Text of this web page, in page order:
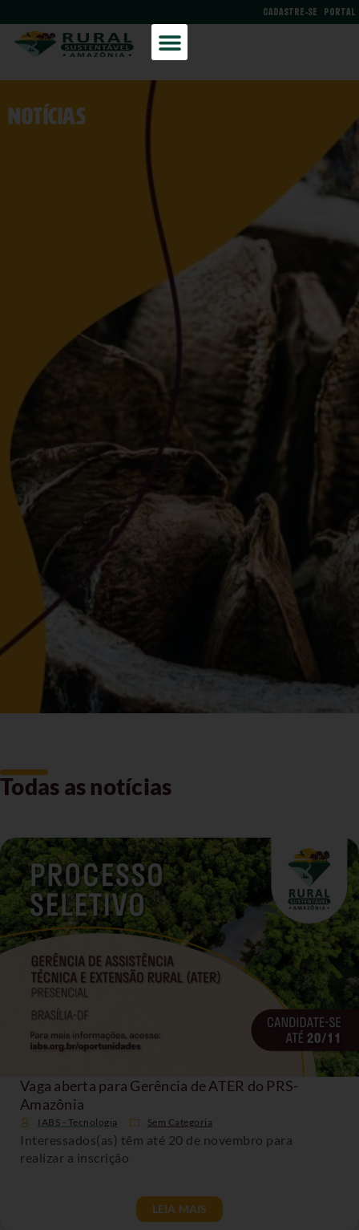
PORTAL
CADASTRE-SE
NOtícias
Todas as notícias
Vaga aberta para Gerência de ATER do PRS-
Amazônia
IABS - Tecnologia Sem Categoria
Interessados(as) têm até 20 de novembro para
realizar a inscrição
LEIA MAIS